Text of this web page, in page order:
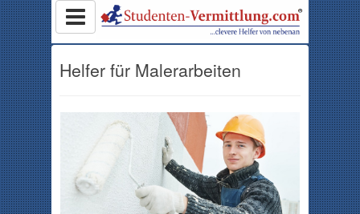
Helfer für Malerarbeiten